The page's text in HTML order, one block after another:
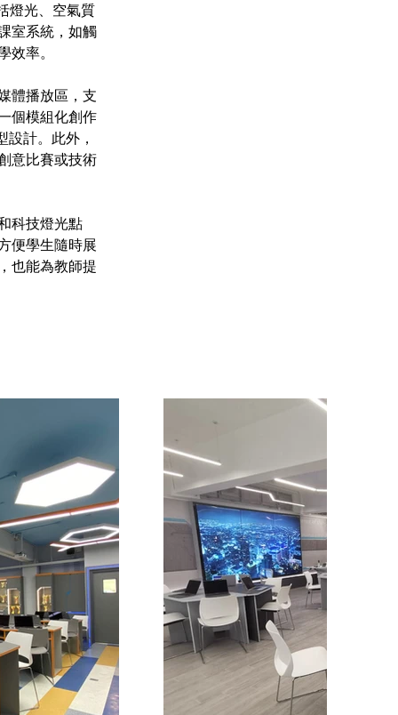
燈光、空氣質
室系統，如觸
率。
體播放區，支
個模組化創作
計。此外，
意比賽或技術
科技燈光點
便學生隨時展
也能為教師提